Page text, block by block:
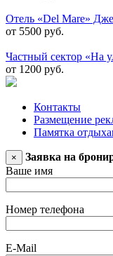
Отель «Del Mare»
от 5500 руб.
Частный сектор «На
от 1200 руб.
Контакты
Размещение
Памятка
×
Заявка на
Ваше имя
Номер телефона
E-Mail